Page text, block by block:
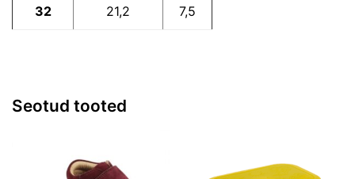
32 21,2 7,5
Seotud tooted